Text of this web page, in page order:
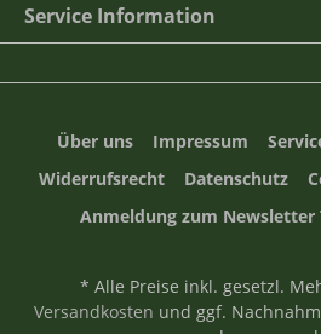
Service Information
Über uns Impressum
Widerrufsrecht
Datenschutz
Anmeldung zum Newsletter
* Alle Preise inkl. gesetzl.
Versandkosten und ggf.